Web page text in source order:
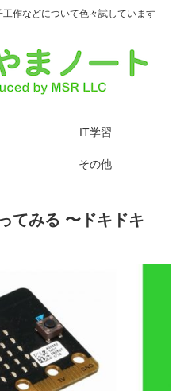
作などについて色々試しています
IT学習
その他
てみる 〜ドキドキ